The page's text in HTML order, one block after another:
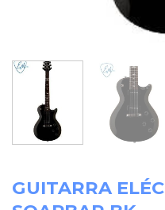
GUITARRA